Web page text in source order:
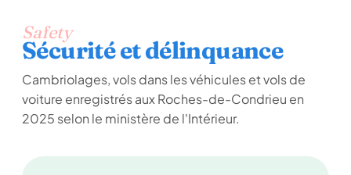
Safety
Sécurité et délinquance
Cambriolages, vols dans les véhicules et vols de
voiture enregistrés aux Roches-de-Condrieu en
2025 selon le ministère de l'Intérieur.